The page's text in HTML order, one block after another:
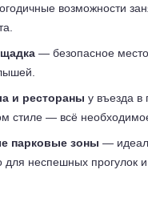
возможности
— безопасное
и рестораны у въезда в
стиле — всё
парковые зоны —
для неспешных прогулок